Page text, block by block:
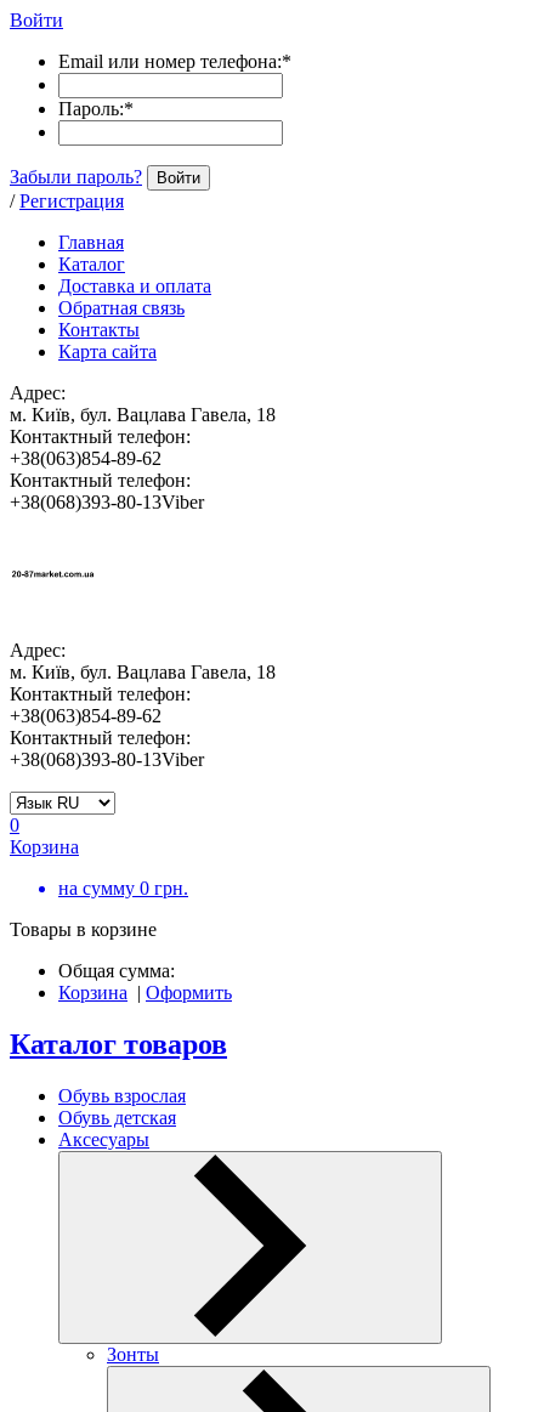
Войти
Email или номер телефона:*
Пароль:*
Забыли пароль? Войти
/ Регистрация
Главная
Каталог
Доставка и оплата
Обратная связь
Контакты
Карта сайта
Адрес:
м. Київ, бул. Вацлава Гавела, 18
Контактный телефон:
+38(063)854-89-62
Контактный телефон:
+38(068)393-80-13Viber
Адрес:
м. Київ, бул. Вацлава Гавела, 18
Контактный телефон:
+38(063)854-89-62
Контактный телефон:
+38(068)393-80-13Viber
0
Корзина
на сумму 0 грн.
Товары в корзине
Общая сумма:
Корзина | Оформить
Каталог товаров
Обувь взрослая
Обувь детская
Аксесуары
Зонты